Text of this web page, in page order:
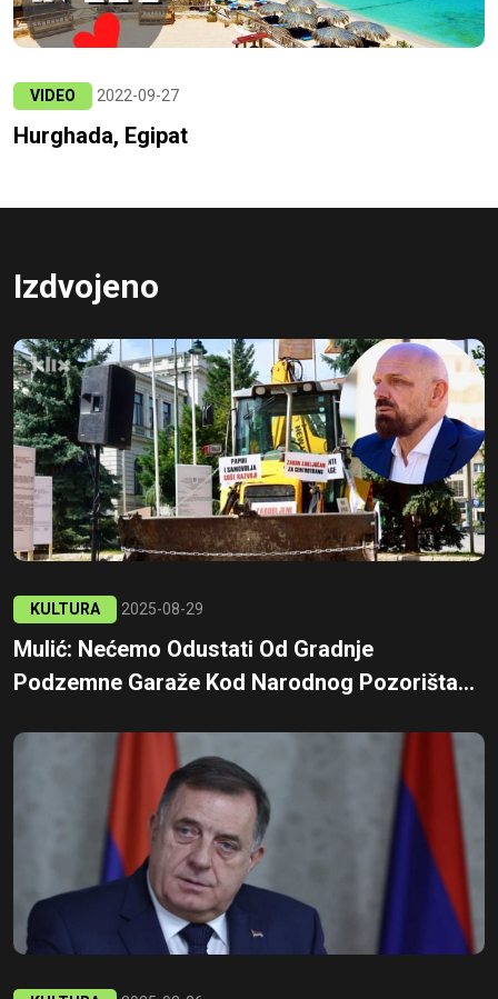
VIDEO 2022-09-27
Hurghada, Egipat
Izdvojeno
KULTURA 2025-08-29
Mulić: Nećemo Odustati Od Gradnje
Podzemne Garaže Kod Narodnog Pozorišta...